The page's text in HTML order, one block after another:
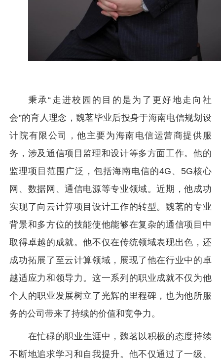
秉承“走进校园的目的是为了更好地走向社
会”的育人理念，魏茗毕业后投身于海南电信规划设
计院有限公司，他主要为海南电信运营商提供服
务，涉及通信项目监理和设计等多方面工作。他的
监理项目范围广泛，包括海南电信的4G 、 5G核心
网、数据网、通信电源等专业领域。近期，他成功
实现了向云计算项目设计工作的转型。魏茗的专业
背景和多方位的技能使他能够在复杂的通信项目中
取得卓越的成就。他不仅在传统领域表现出色，还
成功拓展了至云计算领域，展现了他在行业中的卓
越适应力和领导力。这一系列的职业成就不仅为他
个人的职业发展树立了光辉的里程碑，也为他所服
务的公司带来了持续的价值和竞争力。
在忙碌的职业生涯中，魏茗以积极的态度持续
不断地追求学习和自我提升。他不仅通过了一级、